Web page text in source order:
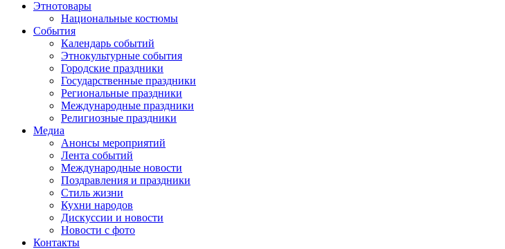
Этнотовары
Национальные костюмы
События
Календарь событий
Этнокультурные события
Городские праздники
Государственные праздники
Региональные праздники
Международные праздники
Религиозные праздники
Медиа
Анонсы мероприятий
Лента событий
Международные новости
Поздравления и праздники
Cтиль жизни
Кухни народов
Дискуссии и новости
Новости с фото
Контакты